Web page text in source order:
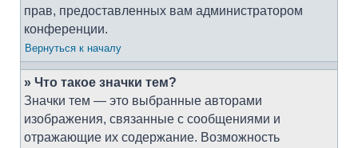
прав, предоставленных вам администратором
конференции.
Вернуться к началу
» Что такое значки тем?
Значки тем — это выбранные авторами
изображения, связанные с сообщениями и
отражающие их содержание. Возможность